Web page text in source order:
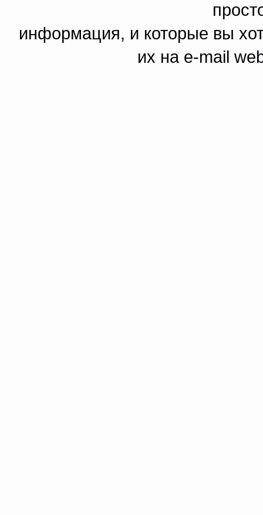
информация, и которые вы
их на e-mail